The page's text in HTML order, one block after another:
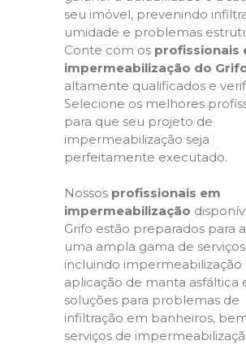
seu imóvel, prevenindo
umidade e problemas
Conte com os profissionais
impermeabilização do
altamente qualificados e
Selecione os melhores
para que seu projeto de
impermeabilização seja
perfeitamente executado.
Nossos profissionais em
impermeabilização
Grifo estão preparados para
uma ampla gama de
incluindo impermeabilização
aplicação de manta asfáltica
soluções para problemas de
infiltração em banheiros,
serviços de